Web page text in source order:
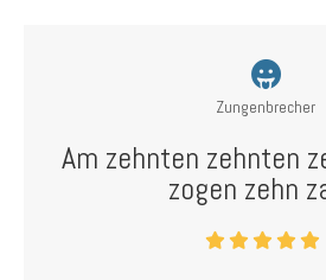
Zungenbrecher
Am zehnten zehnten
zogen zehn